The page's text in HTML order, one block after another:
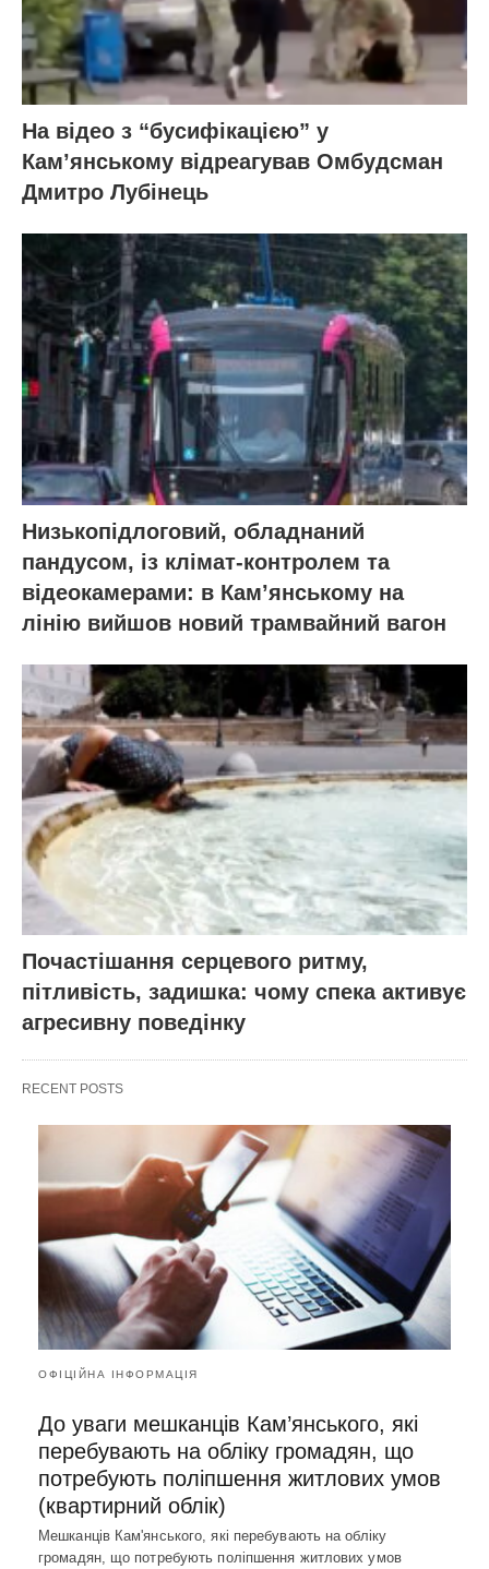
На відео з “бусифікацією” у
Кам’янському відреагував Омбудсман
Дмитро Лубінець
Низькопідлоговий, обладнаний
пандусом, із клімат-контролем та
відеокамерами: в Кам’янському на
лінію вийшов новий трамвайний вагон
Почастішання серцевого ритму,
пітливість, задишка: чому спека активує
агресивну поведінку
RECENT POSTS
ОФІЦІЙНА ІНФОРМАЦІЯ
До уваги мешканців Кам’янського, які
перебувають на обліку громадян, що
потребують поліпшення житлових умов
(квартирний облік)
Мешканців Кам'янського, які перебувають на обліку
громадян, що потребують поліпшення житлових умов